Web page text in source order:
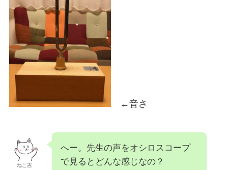
←音さ
ねこ吉
へー。先生の声をオシロスコープ
で見るとどんな感じなの？